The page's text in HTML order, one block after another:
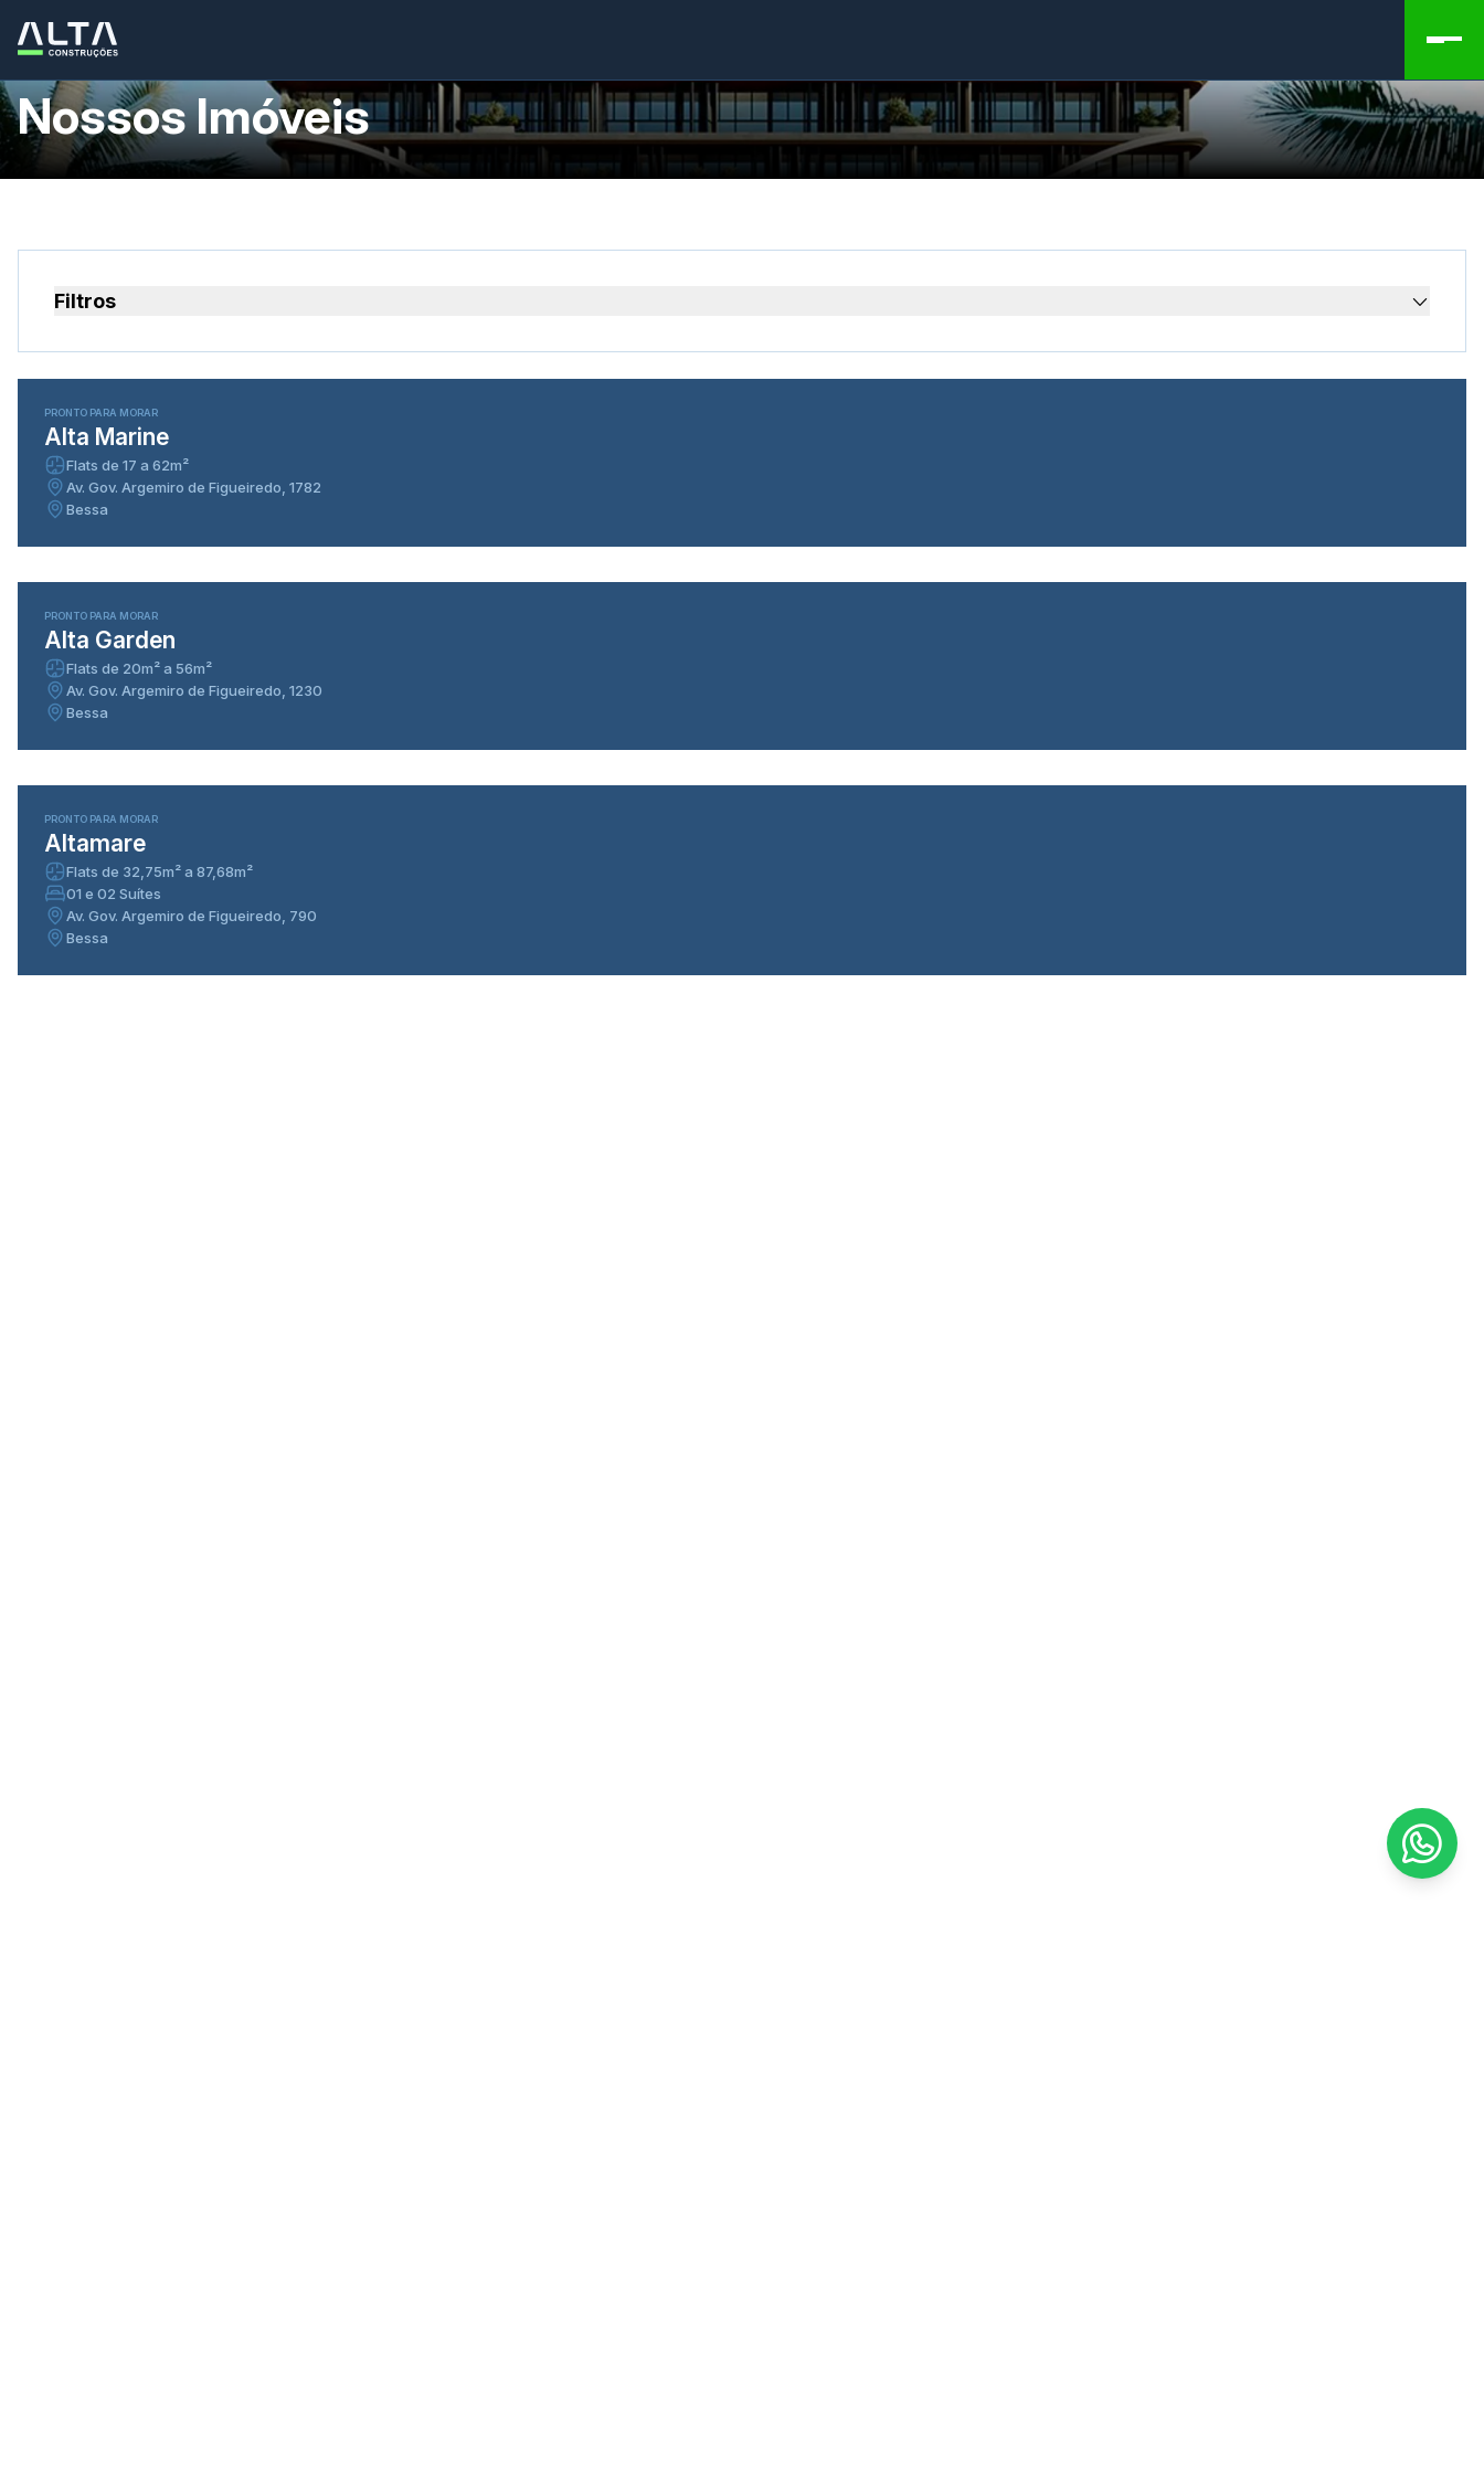
Nossos Imóveis
Filtros
100% vendido
PRONTO PARA MORAR
Alta Marine
Flats de 17 a 62m²
Av. Gov. Argemiro de Figueiredo, 1782
Bessa
100% vendido
PRONTO PARA MORAR
Alta Garden
Flats de 20m² a 56m²
Av. Gov. Argemiro de Figueiredo, 1230
Bessa
100% vendido
PRONTO PARA MORAR
Altamare
Flats de 32,75m² a 87,68m²
01 e 02 Suítes
Av. Gov. Argemiro de Figueiredo, 790
Bessa